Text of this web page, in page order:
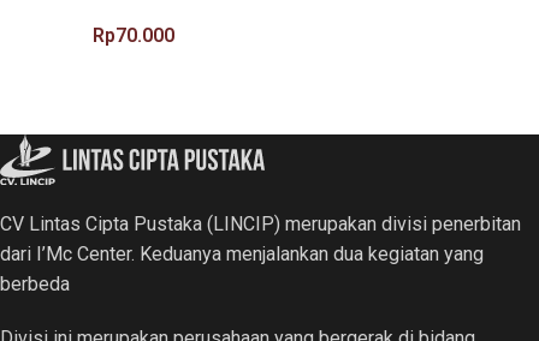
Rp70.000
CV Lintas Cipta Pustaka (LINCIP) merupakan divisi penerbitan
dari I’Mc Center. Keduanya menjalankan dua kegiatan yang
berbeda